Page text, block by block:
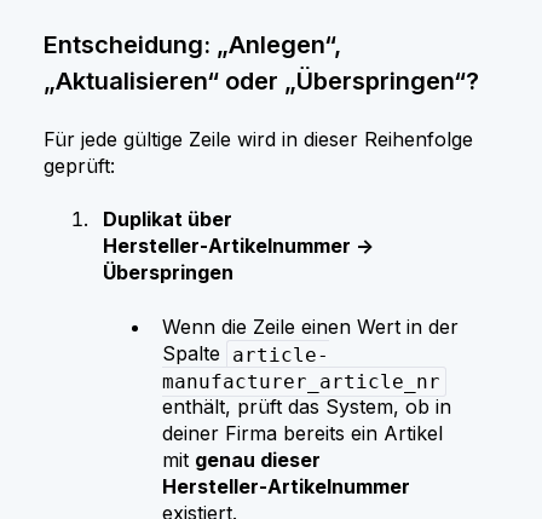
Entscheidung: „Anlegen“,
„Aktualisieren“ oder „Überspringen“?
Für jede gültige Zeile wird in dieser Reihenfolge
geprüft:
Duplikat über
Hersteller‑Artikelnummer →
Überspringen
Wenn die Zeile einen Wert in der
Spalte article-
manufacturer_article_nr
enthält, prüft das System, ob in
deiner Firma bereits ein Artikel
mit genau dieser
Hersteller‑Artikelnummer
existiert.